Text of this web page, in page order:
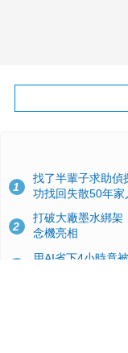
1
找了半輩子求助偵
功找回失散50年家
2
打破大廠墨水綁架
念機亮相
用AI省下4小時竟